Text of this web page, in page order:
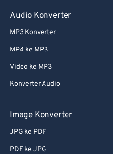
Audio Konverter
MP3 Konverter
MP4 ke MP3
Video ke MP3
Konverter Audio
Image Konverter
JPG ke PDF
PDF ke JPG